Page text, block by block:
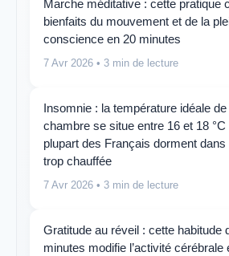
Marche méditative : cette pratique
bienfaits du mouvement et de la
conscience en 20 minutes
7 Avr 2026 • 3 min de lecture
Insomnie : la température idéale de
chambre se situe entre 16 et 18 °C
plupart des Français dorment dans
trop chauffée
7 Avr 2026 • 3 min de lecture
Gratitude au réveil : cette habitude
minutes modifie l’activité cérébrale